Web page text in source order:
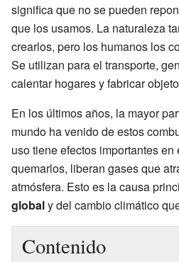
significa que no se pueden
que los usamos. La naturaleza
crearlos, pero los humanos los
Se utilizan para el transporte,
calentar hogares y fabricar
En los últimos años, la mayor
mundo ha venido de estos
uso tiene efectos importantes
quemarlos, liberan gases que
atmósfera. Esto es la causa
globaly del cambio climático
Contenido